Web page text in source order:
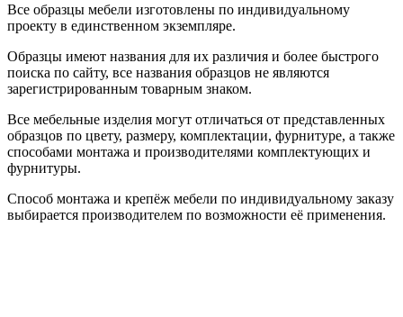
Все образцы мебели изготовлены по индивидуальному
проекту в единственном экземпляре.
Образцы имеют названия для их различия и более быстрого
поиска по сайту, все названия образцов не являются
зарегистрированным товарным знаком.
Все мебельные изделия могут отличаться от представленных
образцов по цвету, размеру, комплектации, фурнитуре, а также
способами монтажа и производителями комплектующих и
фурнитуры.
Способ монтажа и крепёж мебели по индивидуальному заказу
выбирается производителем по возможности её применения.